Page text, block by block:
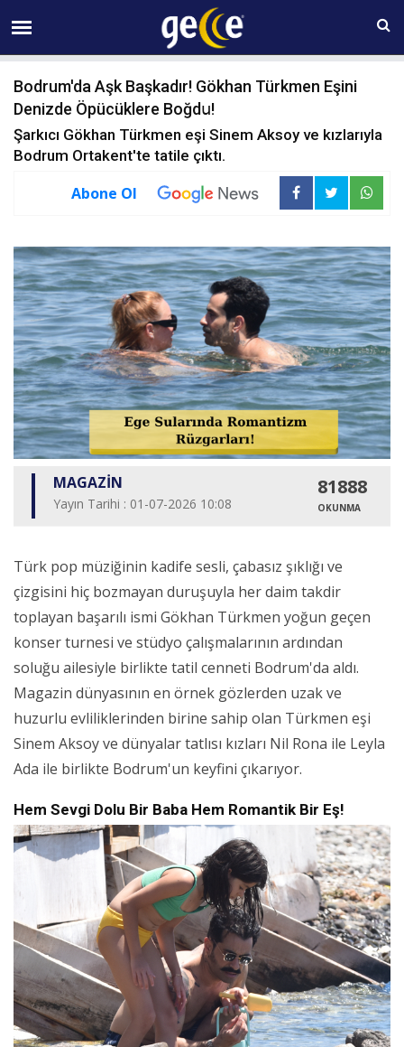
09 AĞUSTOS Pazar 09:21
Bodrum'da Aşk Başkadır! Gökhan Türkmen Eşini
Denizde Öpücüklere Boğdս!
Şarkıcı Gökhan Türkmen eşi Sinem Aksoy ve kızlarıyla
Bodrum Ortakent'te tatile çıktı.
Abone Ol
MAGAZİN
Yayın Tarihi : 01-07-2026 10:08
81888
OKUNMA
Türk pop müziğinin kadife sesli, çabasız şıklığı ve
çizgisini hiç bozmayan duruşuyla her daim takdir
toplayan başarılı ismi Gökhan Türkmen yoğun geçen
konser turnesi ve stüdyo çalışmalarının ardından
soluğu ailesiyle birlikte tatil cenneti Bodrum'da aldı.
Magazin dünyasının en örnek gözlerden uzak ve
huzurlu evliliklerinden birine sahip olan Türkmen eşi
Sinem Aksoy ve dünyalar tatlısı kızları Nil Rona ile Leyla
Ada ile birlikte Bodrum'un keyfini çıkarıyor.
Hem Sevgi Dolu Bir Baba Hem Romantik Bir Eş!